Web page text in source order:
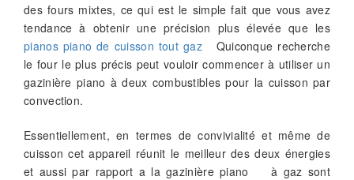
des fours mixtes, ce qui est le simple fait que vous avez
tendance à obtenir une précision plus élevée que les
pianos piano de cuisson tout gazQuiconque recherche
le four le plus précis peut vouloir commencer à utiliser un
gazinière piano à deux combustibles pour la cuisson par
convection.
Essentiellement, en termes de convivialité et même de
cuisson cet appareil réunit le meilleur des deux énergies
et aussi par rapport a la gazinière piano à gaz sont